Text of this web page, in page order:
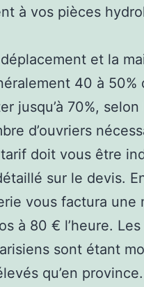
à vos pièces
et la
40 à 50%
jusqu’à 70%, selon
d’ouvriers
doit vous être
sur le devis.
vous factura une
à 80 € l’heure.
sont étant
qu’en